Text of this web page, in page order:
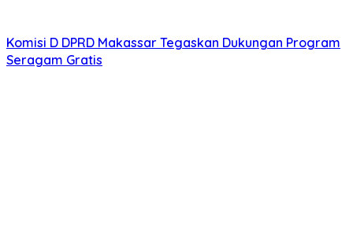
Komisi D DPRD Makassar Tegaskan Dukungan Program
Seragam Gratis